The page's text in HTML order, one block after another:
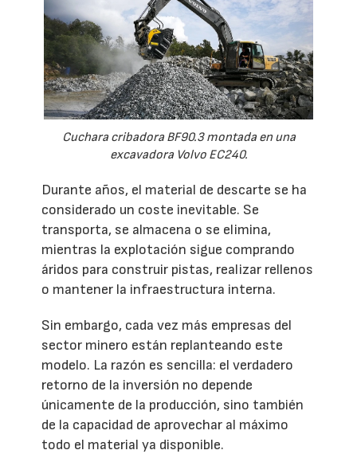
Cuchara cribadora BF90.3 montada en una
excavadora Volvo EC240.
Durante años, el material de descarte se ha
considerado un coste inevitable. Se
transporta, se almacena o se elimina,
mientras la explotación sigue comprando
áridos para construir pistas, realizar rellenos
o mantener la infraestructura interna.
Sin embargo, cada vez más empresas del
sector minero están replanteando este
modelo. La razón es sencilla: el verdadero
retorno de la inversión no depende
únicamente de la producción, sino también
de la capacidad de aprovechar al máximo
todo el material ya disponible.